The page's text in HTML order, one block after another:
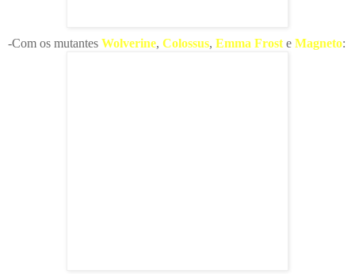
-Com os mutantes Wolverine, Colossus, Emma Frost e Magneto: